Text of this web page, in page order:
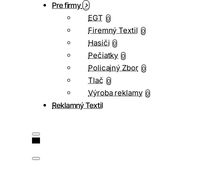
Pre firmy
EGT 0
Firemný Textil 0
Hasiči 0
Pečiatky 0
Policajný Zbor 0
Tlač 0
Výroba reklamy 0
Reklamný Textil